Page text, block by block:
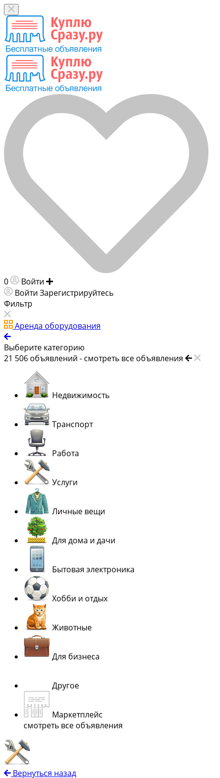
0 Войти
Войти Зарегистрируйтесь
Фильтр
Аренда оборудования
Выберите категорию
21 506 объявлений - смотреть все объявления
Недвижимость
Транспорт
Работа
Услуги
Личные вещи
Для дома и дачи
Бытовая электроника
Хобби и отдых
Животные
Для бизнеса
Другое
Маркетплейс
смотреть все объявления
Вернуться назад